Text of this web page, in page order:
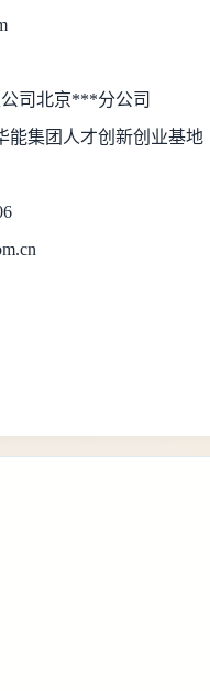
司北京***分公司
能集团人才创新创业基地